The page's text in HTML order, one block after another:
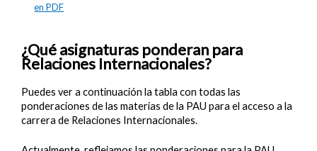
en PDF
¿Qué asignaturas ponderan para
Relaciones Internacionales?
Puedes ver a continuación la tabla con todas las
ponderaciones de las materias de la PAU para el acceso a la
carrera de Relaciones Internacionales.